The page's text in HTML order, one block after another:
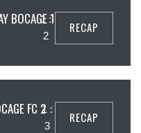
BOCAGE 1
1 :
2
RECAP
FC 21 :
3
RECAP